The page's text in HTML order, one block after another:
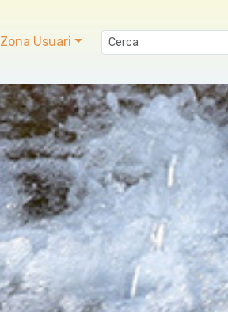
Zona Usuari